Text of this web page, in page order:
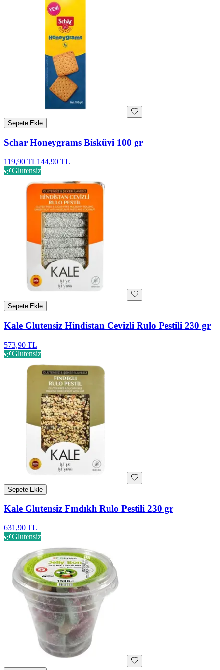
Sepete Ekle
Schar Honeygrams Bisküvi 100 gr
119,90 TL144,90 TL
🌿Glutensiz
Sepete Ekle
Kale Glutensiz Hindistan Cevizli Rulo Pestili 230 gr
573,90 TL
🌿Glutensiz
Sepete Ekle
Kale Glutensiz Fındıklı Rulo Pestili 230 gr
631,90 TL
🌿Glutensiz